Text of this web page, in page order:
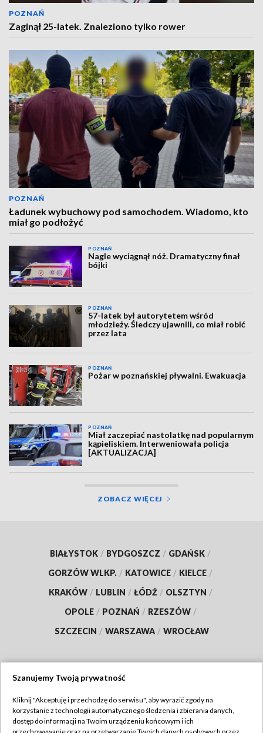
POZNAŃ
Zaginął 25-latek. Znaleziono tylko rower
POZNAŃ
Ładunek wybuchowy pod samochodem. Wiadomo, kto
miał go podłożyć
POZNAŃ
Nagle wyciągnął nóż. Dramatyczny finał
bójki
POZNAŃ
57-latek był autorytetem wśród
młodzieży. Śledczy ujawnili, co miał robić
przez lata
POZNAŃ
Pożar w poznańskiej pływalni. Ewakuacja
POZNAŃ
Miał zaczepiać nastolatkę nad popularnym
kąpieliskiem. Interweniowała policja
[AKTUALIZACJA]
ZOBACZ WIĘCEJ
BIAŁYSTOK / BYDGOSZCZ / GDAŃSK /
GORZÓW WLKP. / KATOWICE / KIELCE /
KRAKÓW / LUBLIN / ŁÓDŹ / OLSZTYN /
OPOLE / POZNAŃ / RZESZÓW /
SZCZECIN / WARSZAWA / WROCŁAW
TVP
Szanujemy Twoją prywatność
Kliknij "Akceptuję i przechodzę do serwisu", aby wyrazić zgody na
korzystanie z technologii automatycznego śledzenia i zbierania danych,
dostęp do informacji na Twoim urządzeniu końcowym i ich